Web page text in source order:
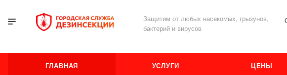
Защитим от любых насекомых, грызунов,
бактерий и вирусов
ГЛАВНАЯ УСЛУГИ ЦЕНЫ